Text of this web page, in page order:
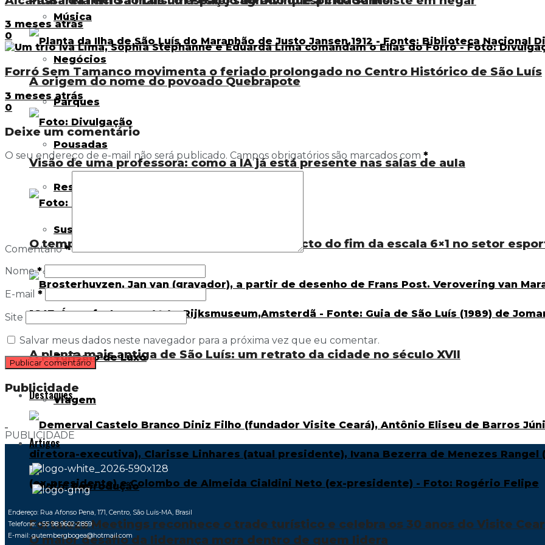
A origem do nome do povoado Quebrapote
Visão de uma professora: como a IA já está presente nas salas de aula
O tempo livre e o direito ao esporte: o impacto do fim da escala 6×1 no setor
A planta mais antiga de São Luís: um retrato da cidade no século XVII
Destaques
Fortaleza Meetings reconhece o trade turístico e celebra os 30 anos do Visite
Música
Negócios
Parques
Pousadas
Resorts
Sustentabilidade
Transporte rodoviário
Turismo de Luxo
Viagem
Artigos
O maior desafio da liderança mora dentro de quem lidera
3 meses atrás
0
Forró Sem Tamanco movimenta o feriado prolongado no Centro Histórico de São Luís
3 meses atrás
0
Deixe um comentário
O seu endereço de e-mail não será publicado. Campos obrigatórios são marcados com *
Comentário*
Nome*
E-mail *
Site
Salvar meus dados neste navegador para a próxima vez que eu comentar.
Publicidade
PUBLICIDADE
Endereço: Rua Afonso Pena, 171, Centro, São Luís-MA, Brasil
Telefone: +55 98 9602-2859
E-mail: gutembergbogea@hotmail.com